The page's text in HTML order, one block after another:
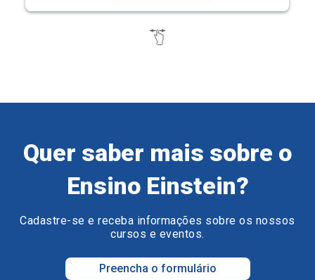
Quer saber mais sobre o
Ensino Einstein?
Cadastre-se e receba informações sobre os nossos
cursos e eventos.
Preencha o formulário